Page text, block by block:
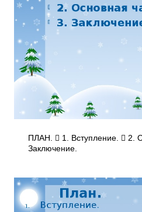
ПЛАН.  1. Вступление.  2.
Заключение.